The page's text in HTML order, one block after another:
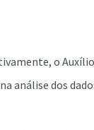
o Auxílio
análise dos